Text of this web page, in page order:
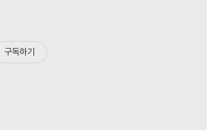
구독하기